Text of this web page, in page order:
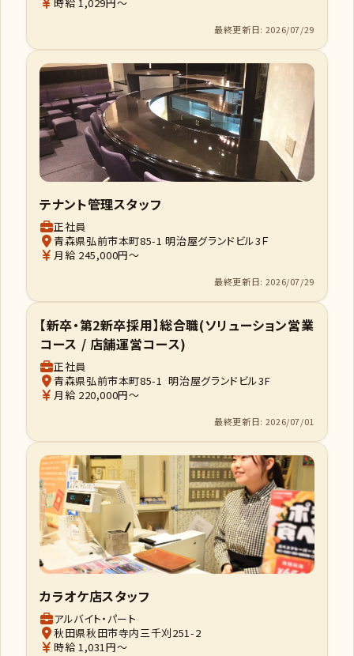
最終更新日: 2026/07/29
テナント管理スタッフ
正社員
青森県弘前市本町85-1 明治屋グランドビル3Ｆ
月給 245,000円～
最終更新日: 2026/07/29
【新卒・第2新卒採用】総合職(ソリューション営業
コース / 店舗運営コース)
正社員
青森県弘前市本町85-1 明治屋グランドビル3F
月給 220,000円～
最終更新日: 2026/07/01
カラオケ店スタッフ
アルバイト・パート
秋田県秋田市寺内三千刈251-2
時給 1,031円～